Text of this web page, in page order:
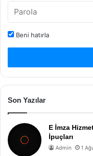
Beni hatırla
Son Yazılar
E İmza
İpuçları
Admin 1